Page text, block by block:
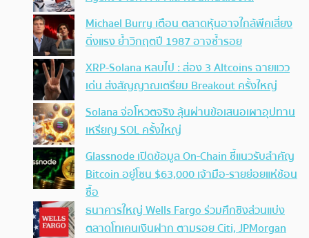
Michael Burry เตือน ตลาดหุ้นอาจใกล้พีคเสี่ยง
ดิ่งแรง ย้ำวิกฤตปี 1987 อาจซ้ำรอย
XRP-Solana หลบไป : ส่อง 3 Altcoins ฉายแวว
เด่น ส่งสัญญาณเตรียม Breakout ครั้งใหญ่
Solana จ่อโหวตจริง ลุ้นผ่านข้อเสนอเผาอุปทาน
เหรียญ SOL ครั้งใหญ่
Glassnode เปิดข้อมูล On-Chain ชี้แนวรับสำคัญ
Bitcoin อยู่โซน $63,000 เจ้ามือ-รายย่อยแห่ช้อน
ซื้อ
ธนาคารใหญ่ Wells Fargo ร่วมศึกชิงส่วนแบ่ง
ตลาดโทเคนเงินฝาก ตามรอย Citi, JPMorgan